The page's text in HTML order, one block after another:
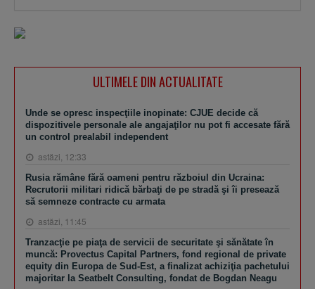
ULTIMELE DIN ACTUALITATE
Unde se opresc inspecţiile inopinate: CJUE decide că
dispozitivele personale ale angajaţilor nu pot fi accesate fără
un control prealabil independent
astăzi, 12:33
Rusia rămâne fără oameni pentru războiul din Ucraina:
Recrutorii militari ridică bărbaţi de pe stradă şi îi presează
să semneze contracte cu armata
astăzi, 11:45
Tranzacţie pe piaţa de servicii de securitate şi sănătate în
muncă: Provectus Capital Partners, fond regional de private
equity din Europa de Sud-Est, a finalizat achiziţia pachetului
majoritar la Seatbelt Consulting, fondat de Bogdan Neagu